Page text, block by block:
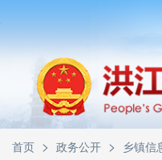
首页 > 政务公开 > 乡镇信